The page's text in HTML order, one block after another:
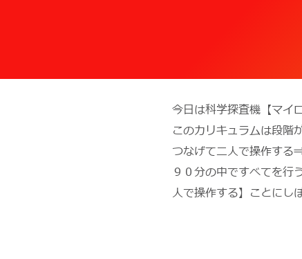
今日は科学探査機【マイ
このカリキュラムは段
つなげて二人で操作する
９０分の中ですべてを行
人で操作する】ことにし